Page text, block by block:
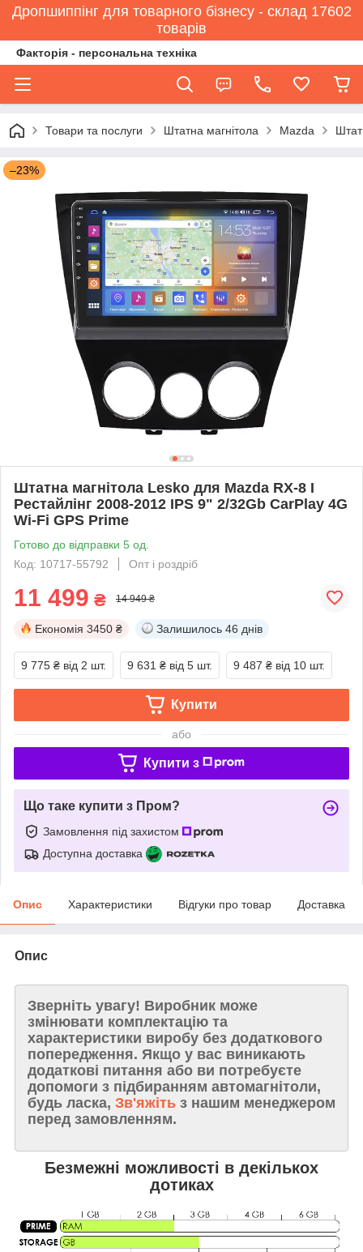
Дропшиппінг для товарного бізнесу - склад 17602
товарів
Факторія - персональна техніка
Товари та послуги Штатна магнітола Mazda
–23%
Штатна магнітола Lesko для Mazda RX-8 I
Рестайлінг 2008-2012 IPS 9" 2/32Gb CarPlay 4G
Wi-Fi GPS Prime
Готово до відправки 5 од.
Код: 10717-55792
Опт і роздріб
11 499 ₴ 14 949 ₴
Економія 3450 ₴ Залишилось 46 днів
9 775 ₴ від 2 шт. 9 631 ₴ від 5 шт. 9 487 ₴ від 10 шт.
Купити
або
Купити з
Що таке купити з Пром?
Замовлення під захистом
Доступна доставка
Опис Характеристики Відгуки про товар Доставка
Опис
Зверніть увагу! Виробник може
змінювати комплектацію та
характеристики виробу без додаткового
попередження. Якщо у вас виникають
додаткові питання або ви потребуєте
допомоги з підбиранням автомагнітоли,
будь ласка, Зв'яжіть з нашим менеджером
перед замовленням.
Безмежні можливості в декількох
дотиках